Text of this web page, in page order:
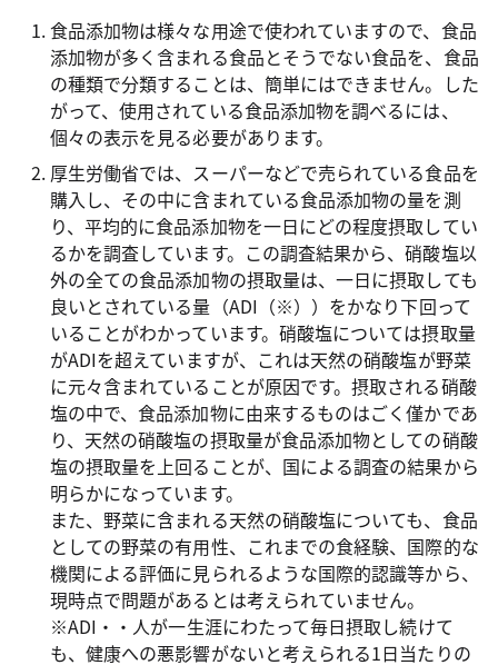
食品添加物は様々な用途で使われていますので、食品
添加物が多く含まれる食品とそうでない食品を、食品
の種類で分類することは、簡単にはできません。した
がって、使用されている食品添加物を調べるには、
個々の表示を見る必要があります。
厚生労働省では、スーパーなどで売られている食品を
購入し、その中に含まれている食品添加物の量を測
り、平均的に食品添加物を一日にどの程度摂取してい
るかを調査しています。この調査結果から、硝酸塩以
外の全ての食品添加物の摂取量は、一日に摂取しても
良いとされている量（ADI（※））をかなり下回って
いることがわかっています。硝酸塩については摂取量
がADIを超えていますが、これは天然の硝酸塩が野菜
に元々含まれていることが原因です。摂取される硝酸
塩の中で、食品添加物に由来するものはごく僅かであ
り、天然の硝酸塩の摂取量が食品添加物としての硝酸
塩の摂取量を上回ることが、国による調査の結果から
明らかになっています。
また、野菜に含まれる天然の硝酸塩についても、食品
としての野菜の有用性、これまでの食経験、国際的な
機関による評価に見られるような国際的認識等から、
現時点で問題があるとは考えられていません。
※ADI・・人が一生涯にわたって毎日摂取し続けて
も、健康への悪影響がないと考えられる1日当たりの